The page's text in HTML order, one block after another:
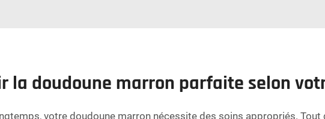
la doudoune marron parfaite selon
votre doudoune marron nécessite des soins appropriés.